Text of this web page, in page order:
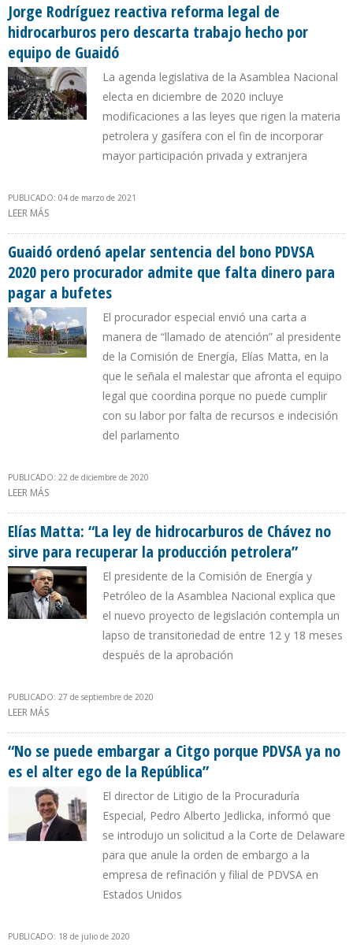
Jorge Rodríguez reactiva reforma legal de
hidrocarburos pero descarta trabajo hecho por
equipo de Guaidó
La agenda legislativa de la Asamblea Nacional
electa en diciembre de 2020 incluye
modificaciones a las leyes que rigen la materia
petrolera y gasífera con el fin de incorporar
mayor participación privada y extranjera
PUBLICADO: 04 de marzo de 2021
LEER MÁS
DE GUAIDÓ
Guaidó ordenó apelar sentencia del bono PDVSA
2020 pero procurador admite que falta dinero para
pagar a bufetes
El procurador especial envió una carta a
manera de “llamado de atención” al presidente
de la Comisión de Energía, Elías Matta, en la
que le señala el malestar que afronta el equipo
legal que coordina porque no puede cumplir
con su labor por falta de recursos e indecisión
del parlamento
PUBLICADO: 22 de diciembre de 2020
LEER MÁS
PAGAR A BUFETES
Elías Matta: “La ley de hidrocarburos de Chávez no
sirve para recuperar la producción petrolera”
El presidente de la Comisión de Energía y
Petróleo de la Asamblea Nacional explica que
el nuevo proyecto de legislación contempla un
lapso de transitoriedad de entre 12 y 18 meses
después de la aprobación
PUBLICADO: 27 de septiembre de 2020
LEER MÁS
“No se puede embargar a Citgo porque PDVSA ya no
es el alter ego de la República”
El director de Litigio de la Procuraduría
Especial, Pedro Alberto Jedlicka, informó que
se introdujo un solicitud a la Corte de Delaware
para que anule la orden de embargo a la
empresa de refinación y filial de PDVSA en
Estados Unidos
PUBLICADO: 18 de julio de 2020